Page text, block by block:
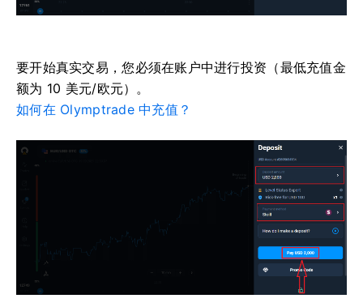
要开始真实交易，您必须在账户中进行投资（最低充值金
额为 10 美元/欧元）。
如何在 Olymptrade 中充值？